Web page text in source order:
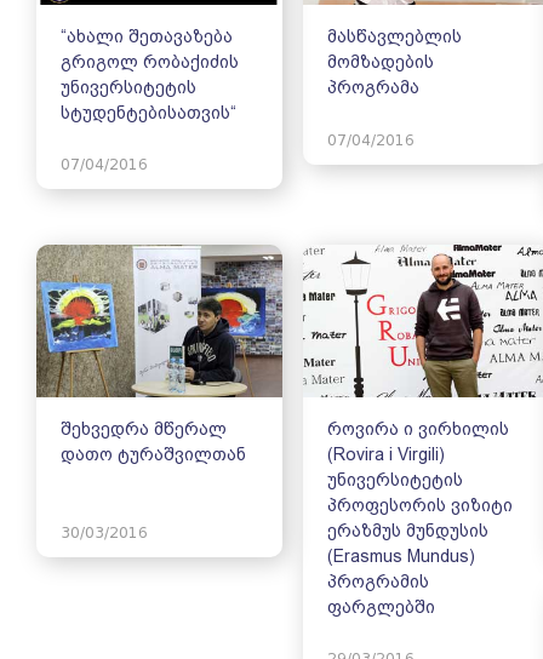
“ახალი შეთავაზება
გრიგოლ რობაქიძის
უნივერსიტეტის
სტუდენტებისათვის“
07/04/2016
მასწავლებლის
მომზადების
პროგრამა
07/04/2016
შეხვედრა მწერალ
დათო ტურაშვილთან
30/03/2016
როვირა ი ვირხილის
(Rovira i Virgili)
უნივერსიტეტის
პროფესორის ვიზიტი
ერაზმუს მუნდუსის
(Erasmus Mundus)
პროგრამის
ფარგლებში